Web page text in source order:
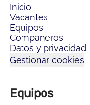
Inicio
Vacantes
Equipos
Compañeros
Datos y privacidad
Gestionar cookies
Equipos